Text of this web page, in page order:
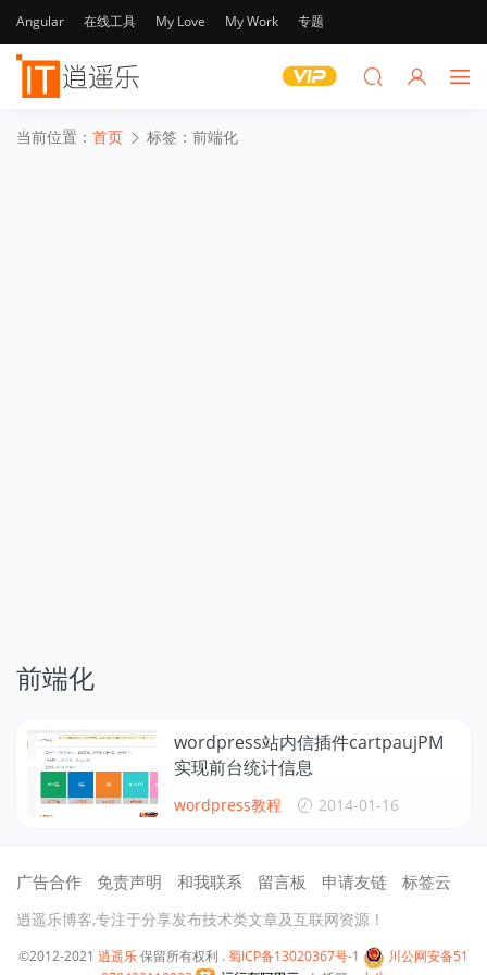
Angular 在线工具 My Love My Work 专题
当前位置： 首页 标签：前端化
前端化
wordpress站内信插件cartpaujPM
实现前台统计信息
wordpress教程 2014-01-16
广告合作 免责声明 和我联系 留言板 申请友链 标签云
逍遥乐博客,专注于分享发布技术类文章及互联网资源！
©2012-2021 逍遥乐保留所有权利 . 蜀ICP备13020367号-1
川公网安备51